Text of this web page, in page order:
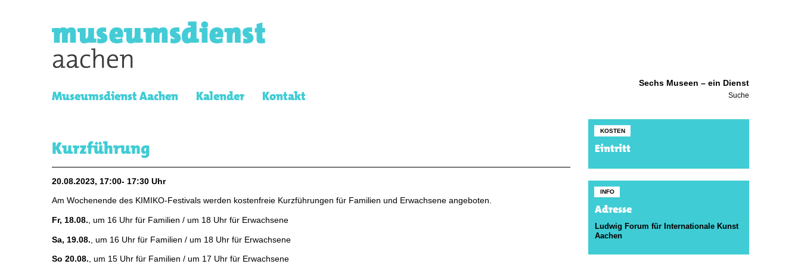
Sechs Museen – ein Dienst
Museumsdienst Aachen Kalender Kontakt Suche
Kurzführung
20.08.2023, 17:00- 17:30 Uhr
Am Wochenende des KIMIKO-Festivals werden kostenfreie Kurzführungen für Familien und Erwachsene angeboten.
Fr, 18.08. , um 16 Uhr für Familien / um 18 Uhr für Erwachsene
Sa, 19.08. , um 16 Uhr für Familien / um 18 Uhr für Erwachsene
So 20.08., um 15 Uhr für Familien / um 17 Uhr für Erwachsene
KOSTEN
Eintritt
INFO
Adresse
Ludwig Forum für Internationale Kunst
Aachen